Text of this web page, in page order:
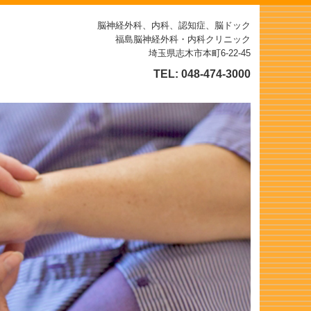
脳神経外科、内科、認知症、脳ドック
福島脳神経外科・内科クリニック
埼玉県志木市本町6-22-45
TEL: 048-474-3000